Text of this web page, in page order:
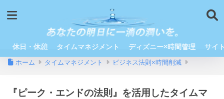
休日・休憩 タイムマネジメント ディズニー×時間管理 サイ
ホーム タイムマネジメント ビジネス法則×時間削減
『ピーク・エンドの法則』を活用したタイムマ